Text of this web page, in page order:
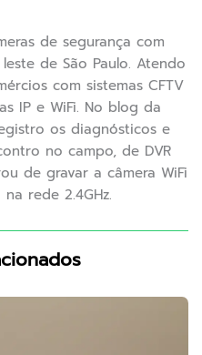
de segurança com
de São Paulo. Atendo
com sistemas CFTV
IP e WiFi. No blog da
os diagnósticos e
no campo, de DVR
de gravar a câmera WiFi
rede 2.4GHz.